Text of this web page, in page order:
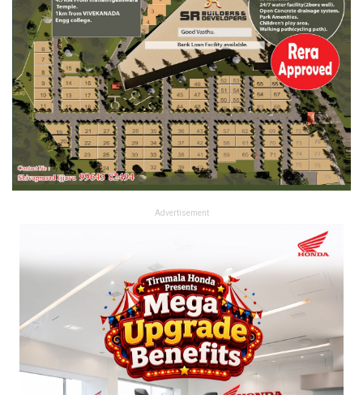
Advertisement